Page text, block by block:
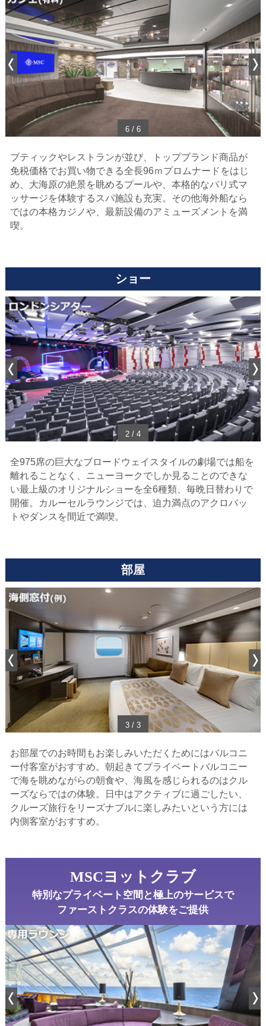
1/ 6
ブティックやレストランが並び、トップブランド商品が
免税価格でお買い物できる全長96ｍプロムナードをはじ
め、 大海原の絶景を眺めるプールや、本格的なバリ式マ
ッサージを体験するスパ施設も充実。 その他海外船なら
ではの本格カジノや、最新設備のアミューズメントを満
喫。
ショー
3/ 4
全975席の巨大なブロードウェイスタイルの劇場では船を
離れることなく、 ニューヨークでしか見ることのできな
い最上級のオリジナルショーを全6種類、毎晩日替わりで
開催。
カルーセルラウンジでは、迫力満点のアクロバッ
トやダンスを間近で満喫。
部屋
1/ 3
お部屋でのお時間もお楽しみいただくためにはバルコニ
ー付客室がおすすめ。 朝起きてプライベートバルコニー
で海を眺めながらの朝食や、海風を感じられるのはクル
ーズならではの体験。
日中はアクティブに過ごしたい、
クルーズ旅行をリーズナブルに楽しみたいという方には
内側客室がおすすめ。
MSCヨットクラブ
特別なプライベート空間と極上のサービスで
ファーストクラスの体験をご提供